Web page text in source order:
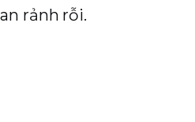
rảnh rỗi.